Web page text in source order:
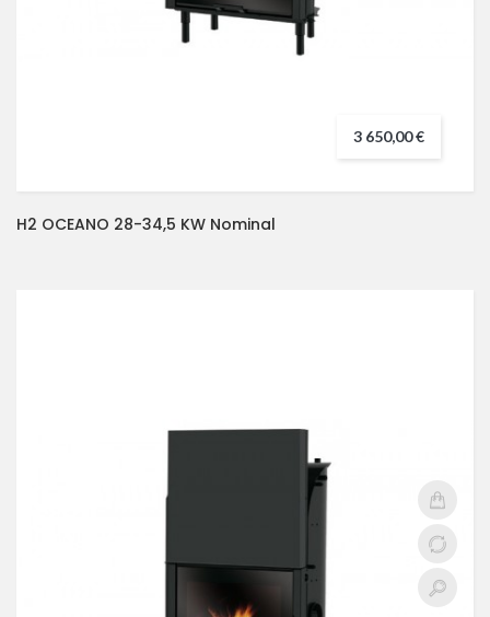
3 650,00 €
H2 OCEANO 28-34,5 KW Nominal